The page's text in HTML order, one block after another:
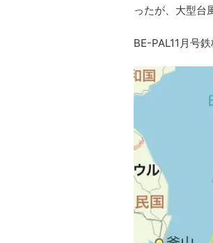
ったが、大型台
BE-PAL11月号